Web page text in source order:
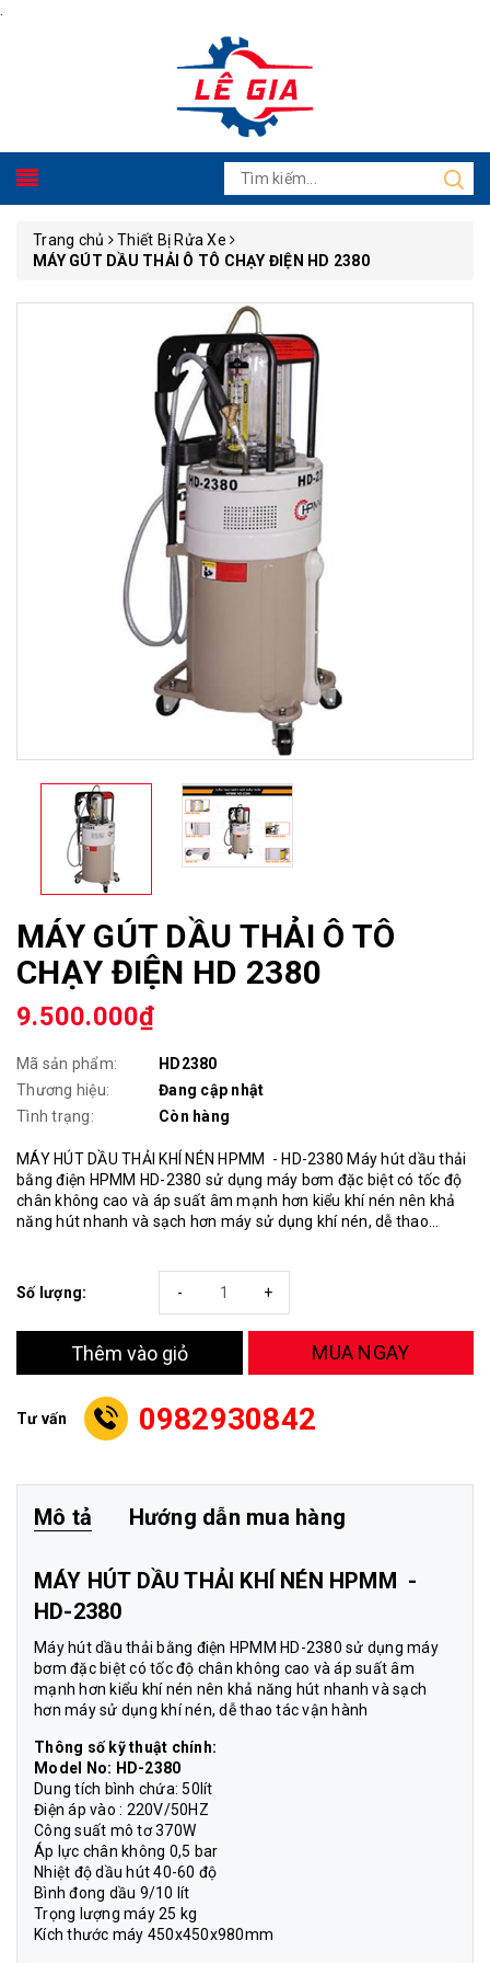
Trang chủ
Thiết Bị Rửa Xe
MÁY GÚT DẦU THẢI Ô TÔ CHẠY ĐIỆN HD 2380
MÁY GÚT DẦU THẢI Ô TÔ
CHẠY ĐIỆN HD 2380
9.500.000₫
Mã sản phẩm:
HD2380
Thương hiệu:
Đang cập nhật
Tình trạng:
Còn hàng
MÁY HÚT DẦU THẢI KHÍ NÉN HPMM - HD-2380 Máy hút dầu thải
bằng điện HPMM HD-2380 sử dụng máy bơm đặc biệt có tốc độ
chân không cao và áp suất âm mạnh hơn kiểu khí nén nên khả
năng hút nhanh và sạch hơn máy sử dụng khí nén, dễ thao...
Số lượng: +
-
Thêm vào giỏ MUA NGAY
Tư vấn 0982930842
Mô tả Hướng dẫn mua hàng
MÁY HÚT DẦU THẢI KHÍ NÉN HPMM -
HD-2380
Máy hút dầu thải bằng điện HPMM HD-2380 sử dụng máy
bơm đặc biệt có tốc độ chân không cao và áp suất âm
mạnh hơn kiểu khí nén nên khả năng hút nhanh và sạch
hơn máy sử dụng khí nén, dễ thao tác vận hành
Thông số kỹ thuật chính:
Model No: HD-2380
Dung tích bình chứa: 50lít
Điện áp vào : 220V/50HZ
Công suất mô tơ 370W
Áp lực chân không 0,5 bar
Nhiệt độ dầu hút 40-60 độ
Bình đong dầu 9/10 lít
Trọng lượng máy 25 kg
Kích thước máy 450x450x980mm